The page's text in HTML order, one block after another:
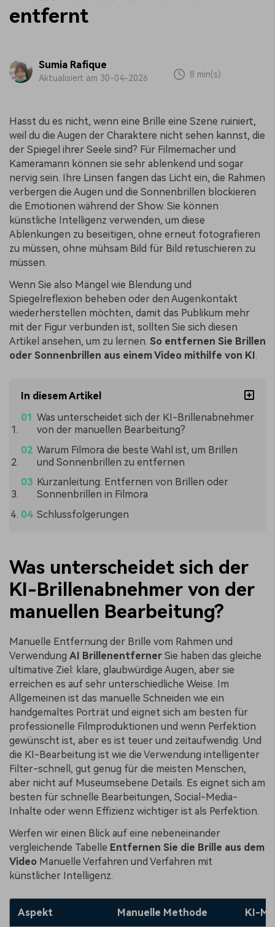
entfernt
Sumia Rafique
Aktualisiert am 30-04-2026 8 min(s)
Hasst du es nicht, wenn eine Brille eine Szene ruiniert,
weil du die Augen der Charaktere nicht sehen kannst, die
der Spiegel ihrer Seele sind? Für Filmemacher und
Kameramann können sie sehr ablenkend und sogar
nervig sein. Ihre Linsen fangen das Licht ein, die Rahmen
verbergen die Augen und die Sonnenbrillen blockieren
die Emotionen während der Show. Sie können
künstliche Intelligenz verwenden, um diese
Ablenkungen zu beseitigen, ohne erneut fotografieren
zu müssen, ohne mühsam Bild für Bild retuschieren zu
müssen.
Wenn Sie also Mängel wie Blendung und
Spiegelreflexion beheben oder den Augenkontakt
wiederherstellen möchten, damit das Publikum mehr
mit der Figur verbunden ist, sollten Sie sich diesen
Artikel ansehen, um zu lernen. So entfernen Sie Brillen
oder Sonnenbrillen aus einem Video mithilfe von KI.
In diesem Artikel
Was unterscheidet sich der KI-Brillenabnehmer
von der manuellen Bearbeitung?
Warum Filmora die beste Wahl ist, um Brillen
und Sonnenbrillen zu entfernen
Kurzanleitung: Entfernen von Brillen oder
Sonnenbrillen in Filmora
Schlussfolgerungen
Was unterscheidet sich der
KI-Brillenabnehmer von der
manuellen Bearbeitung?
Manuelle Entfernung der Brille vom Rahmen und
Verwendung AI Brillenentferner Sie haben das gleiche
ultimative Ziel: klare, glaubwürdige Augen, aber sie
erreichen es auf sehr unterschiedliche Weise. Im
Allgemeinen ist das manuelle Schneiden wie ein
handgemaltes Porträt und eignet sich am besten für
professionelle Filmproduktionen und wenn Perfektion
gewünscht ist, aber es ist teuer und zeitaufwendig. Und
die KI-Bearbeitung ist wie die Verwendung intelligenter
Filter-schnell, gut genug für die meisten Menschen,
aber nicht auf Museumsebene Details. Es eignet sich am
besten für schnelle Bearbeitungen, Social-Media-
Inhalte oder wenn Effizienz wichtiger ist als Perfektion.
Werfen wir einen Blick auf eine nebeneinander
vergleichende Tabelle Entfernen Sie die Brille aus dem
Video Manuelle Verfahren und Verfahren mit
künstlicher Intelligenz.
Aspekt Manuelle Methode KI-